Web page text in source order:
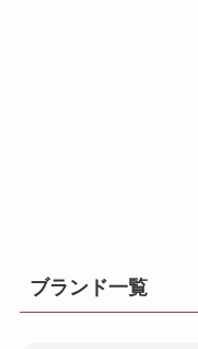
ブランド一覧